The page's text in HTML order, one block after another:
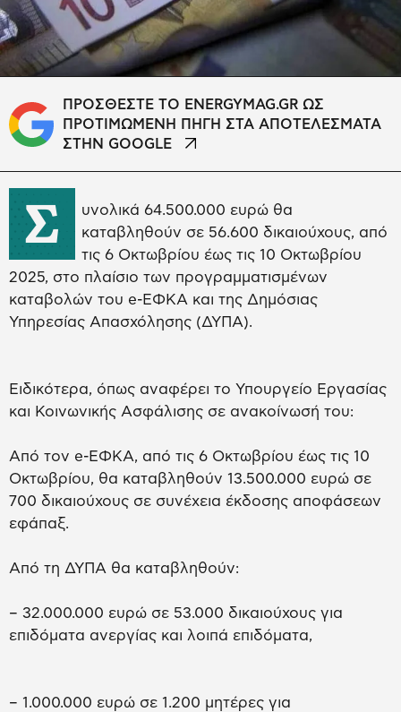
ΠΡΟΣΘΕΣΤΕ ΤΟ ENERGYMAG.GR ΩΣ
ΠΡΟΤΙΜΩΜΕΝΗ ΠΗΓΗ ΣΤΑ ΑΠΟΤΕΛΕΣΜΑΤΑ
ΣΤΗΝ GOOGLE
Σ
υνολικά 64.500.000 ευρώ θα
καταβληθούν σε 56.600 δικαιούχους, από
τις 6 Οκτωβρίου έως τις 10 Οκτωβρίου
2025, στο πλαίσιο των προγραμματισμένων
καταβολών του e-ΕΦΚΑ και της Δημόσιας
Υπηρεσίας Απασχόλησης (ΔΥΠΑ).
Ειδικότερα, όπως αναφέρει το Υπουργείο Εργασίας
και Κοινωνικής Ασφάλισης σε ανακοίνωσή του:
Από τον e-ΕΦΚΑ, από τις 6 Οκτωβρίου έως τις 10
Οκτωβρίου, θα καταβληθούν 13.500.000 ευρώ σε
700 δικαιούχους σε συνέχεια έκδοσης αποφάσεων
εφάπαξ.
Από τη ΔΥΠΑ θα καταβληθούν:
– 32.000.000 ευρώ σε 53.000 δικαιούχους για
επιδόματα ανεργίας και λοιπά επιδόματα,
– 1.000.000 ευρώ σε 1.200 μητέρες για